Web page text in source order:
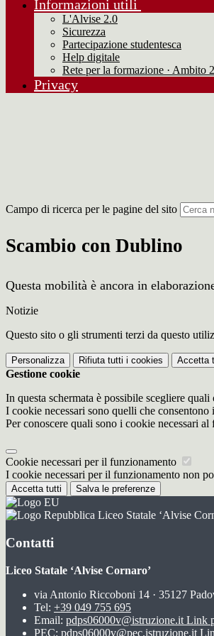
Informazioni utili
L'Alvise 2.0
Sicurezza
Partecipazione studentesca
Help digitale
Rete per la formazione · Ambito
Privacy
Campo di ricerca per le pagine del sito
Scambio con Dublino
Questa mobilità è ancora in
Notizie
Questo sito o gli strumenti terzi da questo
Personalizza Rifiuta tutti i cookies Accetta
Gestione cookie
In questa schermata è possibile scegliere
I cookie necessari sono quelli che
Per conoscere quali sono i cookie necessari
Cookie necessari per il funzionamento
I cookie necessari per il funzionamento non
Accetta tutti Salva le preferenze
Liceo Statale ‘Alvise
Contatti
Liceo Statale ‘Alvise Cornaro’
via Antonio Riccoboni 14 · 35127
Tel: +39 049 755 695
Email: pdps06000v@istruzione.it Link
PEC: pdps06000v@pec.istruzione.it